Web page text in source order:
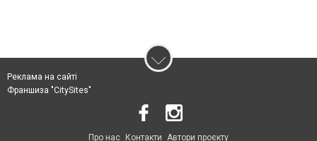
Реклама на сайті
Франшиза "CitySites"
Про нас Контакти Автори проєкту